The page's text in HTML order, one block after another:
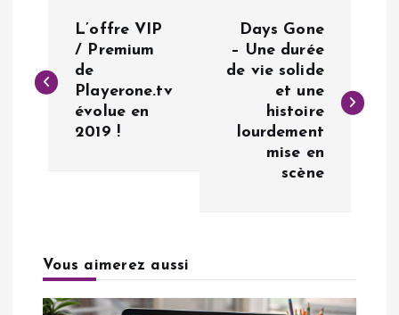
v
t
L’offre VIP
/ Premium
de
Playerone.tv
évolue en
2019 !
Days Gone
– Une durée
de vie solide
et une
histoire
lourdement
mise en
scène
Vous aimerez aussi